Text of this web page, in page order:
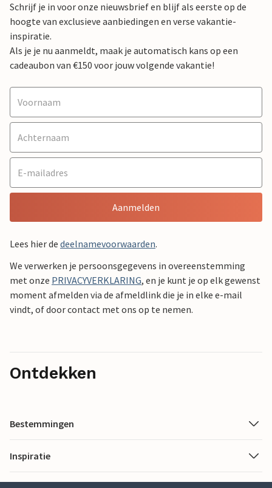
Schrijf je in voor onze nieuwsbrief en blijf als eerste op de
hoogte van exclusieve aanbiedingen en verse vakantie-
inspiratie.
Als je je nu aanmeldt, maak je automatisch kans op een
cadeaubon van €150 voor jouw volgende vakantie!
Aanmelden
Lees hier de deelnamevoorwaarden.
We verwerken je persoonsgegevens in overeenstemming
met onze PRIVACYVERKLARING, en je kunt je op elk gewenst
moment afmelden via de afmeldlink die je in elke e-mail
vindt, of door contact met ons op te nemen.
Ontdekken
Bestemmingen
Inspiratie